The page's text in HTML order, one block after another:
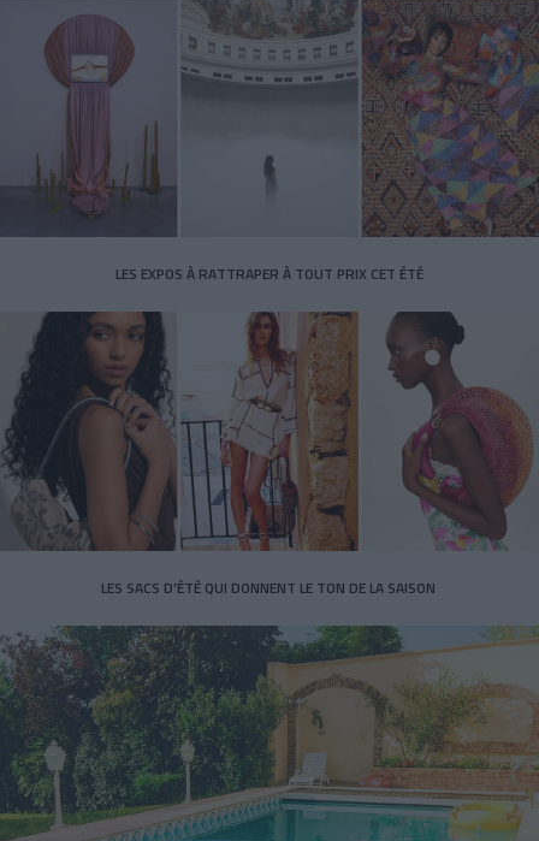
LES EXPOS À RATTRAPER À TOUT PRIX CET ÉTÉ
LES SACS D’ÉTÉ QUI DONNENT LE TON DE LA SAISON